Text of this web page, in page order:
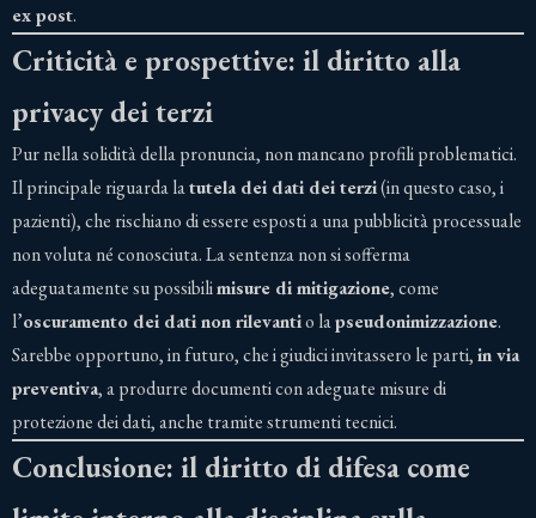
ex post.
Criticità e prospettive: il diritto alla
privacy dei terzi
Pur nella solidità della pronuncia, non mancano profili problematici.
Il principale riguarda latutela dei dati dei terzi(in questo caso, i
pazienti), che rischiano di essere esposti a una pubblicità processuale
non voluta né conosciuta. La sentenza non si sofferma
adeguatamente su possibilimisure di mitigazione, come
l’oscuramento dei dati non rilevantio lapseudonimizzazione.
Sarebbe opportuno, in futuro, che i giudici invitassero le parti,in via
preventiva, a produrre documenti con adeguate misure di
protezione dei dati, anche tramite strumenti tecnici.
Conclusione: il diritto di difesa come